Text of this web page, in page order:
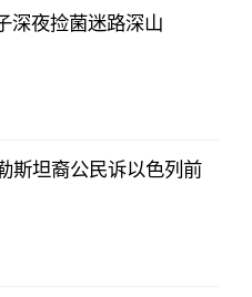
深夜捡菌迷路深山
斯坦裔公民诉以色列前